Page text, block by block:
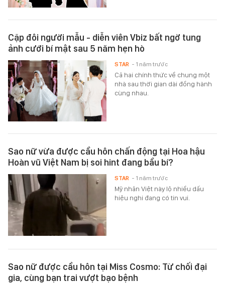
Cặp đôi người mẫu - diễn viên Vbiz bất ngờ tung
ảnh cưới bí mật sau 5 năm hẹn hò
Cả hai chính thức về chung một
nhà sau thời gian dài đồng hành
cùng nhau.
STAR - 1 năm trước
Sao nữ vừa được cầu hôn chấn động tại Hoa hậu
Hoàn vũ Việt Nam bị soi hint đang bầu bí?
Mỹ nhân Việt này lộ nhiều dấu
hiệu nghi đang có tin vui.
STAR - 1 năm trước
Sao nữ được cầu hôn tại Miss Cosmo: Từ chối đại
gia, cùng bạn trai vượt bạo bệnh